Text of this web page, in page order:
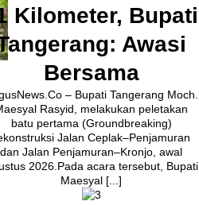
Kilometer, Bupati
Awasi
Bersama
– Bupati Tangerang Moch.
Rasyid, melakukan peletakan
batu pertama (Groundbreaking)
Jalan Ceplak–Penjamuran
dan Jalan Penjamuran–Kronjo, awal
2026.Pada acara tersebut, Bupati
Maesyal [...]